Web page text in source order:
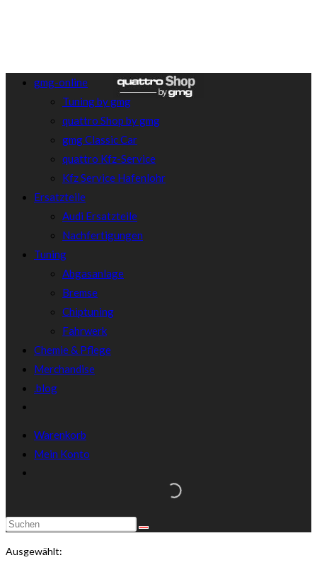
gmg-online
Tuning by gmg
quattro Shop by gmg
gmg Classic Car
quattro Kfz-Service
Kfz Service Hafenlohr
Ersatzteile
Audi Ersatzteile
Nachfertigungen
Tuning
Abgasanlage
Bremse
Chiptuning
Fahrwerk
Chemie & Pflege
Merchandise
.blog
Warenkorb
Mein Konto
Ausgewählt: